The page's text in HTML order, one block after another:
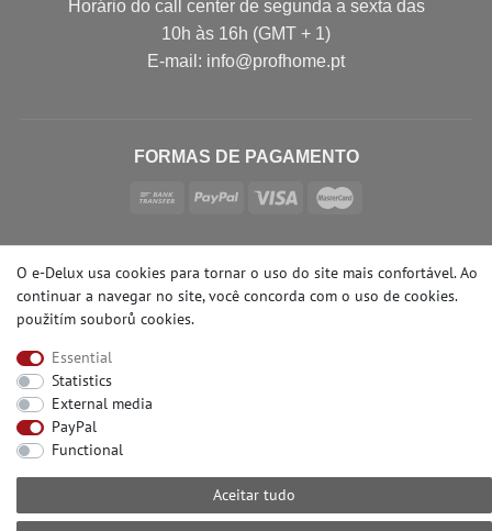
Horário do call center de segunda a sexta das
10h às 16h (GMT + 1)
E-mail: info@profhome.pt
FORMAS DE PAGAMENTO
O e-Delux usa cookies para tornar o uso do site mais confortável. Ao
continuar a navegar no site, você concorda com o uso de cookies.
použitím souborů cookies.
Essential
Statistics
External media
PayPal
Functional
Aceitar tudo